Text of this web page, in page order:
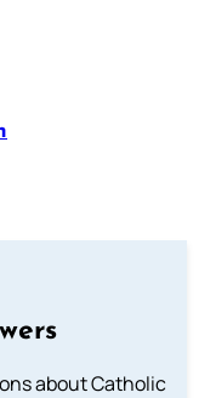
about Catholic